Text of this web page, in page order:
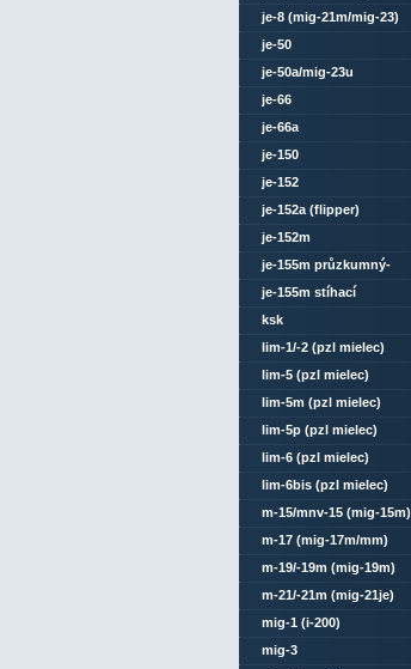
je-8 (mig-21m/mig-23)
je-50
je-50a/mig-23u
je-66
je-66a
je-150
je-152
je-152a (flipper)
je-152m
je-155m průzkumný-
bombardovací
je-155m stíhací
ksk
lim-1/-2 (pzl mielec)
lim-5 (pzl mielec)
lim-5m (pzl mielec)
lim-5p (pzl mielec)
lim-6 (pzl mielec)
lim-6bis (pzl mielec)
m-15/mnv-15 (mig-15m)
m-17 (mig-17m/mm)
m-19/-19m (mig-19m)
m-21/-21m (mig-21je)
mig-1 (i-200)
mig-3